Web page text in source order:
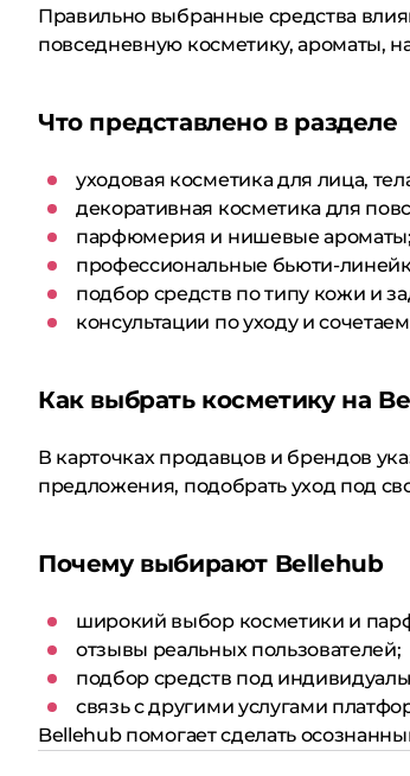
Правильно выбранные средства
повседневную косметику, ароматы,
Что представлено в разделе
уходовая косметика для лица,
декоративная косметика для
парфюмерия и нишевые ароматы;
профессиональные бьюти-
подбор средств по типу кожи и
консультации по уходу и
Как выбрать косметику на
В карточках продавцов и брендов
предложения, подобрать уход под
Почему выбирают Bellehub
широкий выбор косметики и
отзывы реальных пользователей;
подбор средств под
связь с другими услугами
Bellehub помогает сделать